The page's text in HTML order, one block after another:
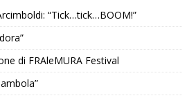
“Tick…tick…BOOM!”
di FRAleMURA Festival